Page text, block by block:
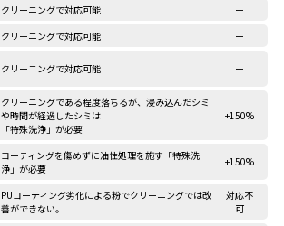
クリーニングで対応可能
ー
クリーニングで対応可能
ー
クリーニングで対応可能 ー
クリーニングである程度落ちるが、浸み込んだシミ
や時間が経過したシミは
「特殊洗浄」が必要
+150%
コーティングを傷めずに油性処理を施す「特殊洗
浄」が必要
+150%
PUコーティング劣化による粉でクリーニングでは改
善ができない。
対応不
可